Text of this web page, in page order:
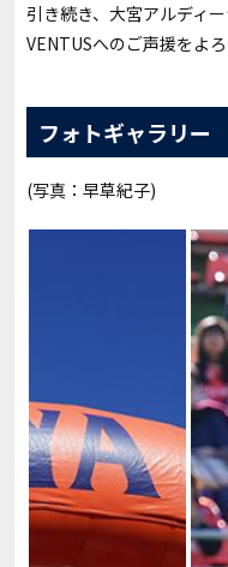
引き続き、大宮アルディ
VENTUSへのご声援をよ
フォトギャラリー
(写真：早草紀子)